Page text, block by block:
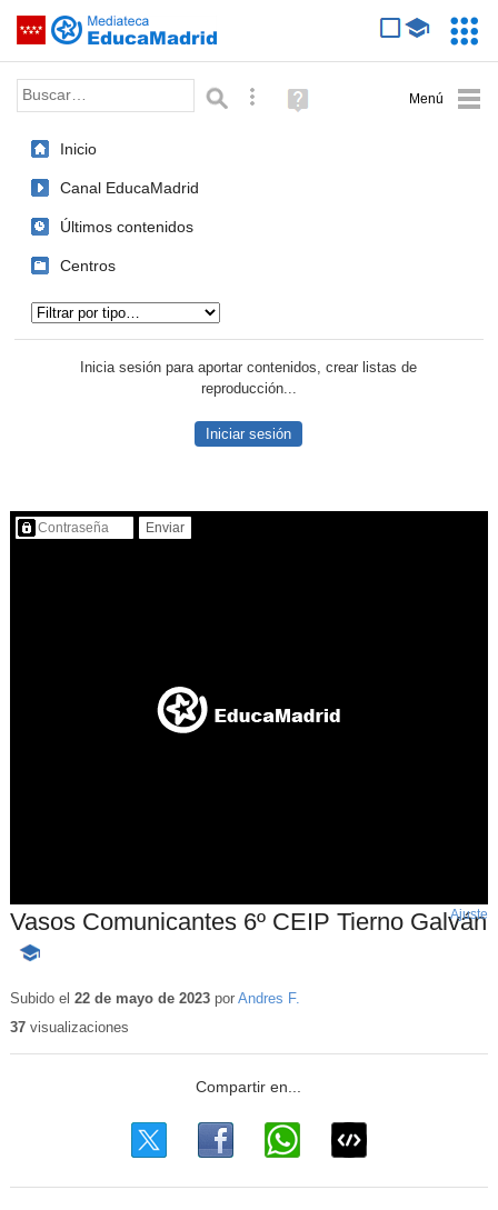
Saltar navegación
Palabra o frase: Búsqueda avanzada
Ayuda
(en
Inicio
Canal EducaMadrid
Últimos contenidos
Centros
Inicia sesión para aportar contenidos, crear listas de
reproducción...
Iniciar sesión
Contenido protegido…
Vasos Comunicantes 6º CEIP Tierno Galván
-
educativo
Ajuste
Subido el 22 de mayo de 2023por Andres F.
37visualizaciones